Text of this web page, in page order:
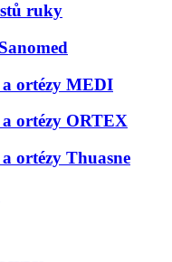
ruky
ortézy MEDI
ortézy ORTEX
ortézy Thuasne